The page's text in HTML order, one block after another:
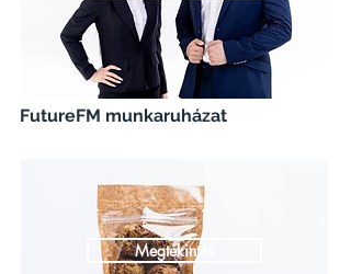
FutureFM munkaruházat
Megtekintés